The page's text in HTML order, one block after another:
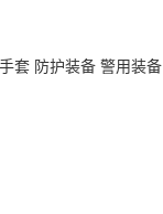
套 防护装备 警用装备